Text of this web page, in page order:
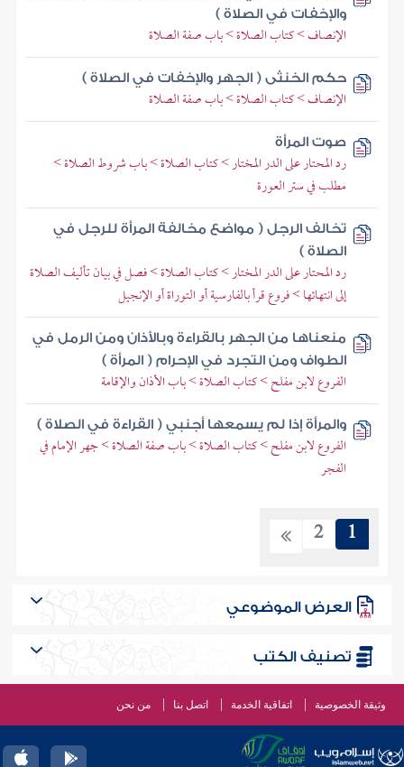
والإخفات في الصلاة )
الإنصاف > كتاب الصلاة > باب صفة الصلاة
حكم الخنثى ( الجهر والإخفات في الصلاة )
الإنصاف > كتاب الصلاة > باب صفة الصلاة
صوت المرأة
رد المحتار على الدر المختار > كتاب الصلاة > باب شروط الصلاة >
مطلب في ستر العورة
تخالف الرجل ( مواضع مخالفة المرأة للرجل في
الصلاة )
رد المحتار على الدر المختار > كتاب الصلاة > فصل في بيان تأليف الصلاة
إلى انتهائها > فروع قرأ بالفارسية أو التوراة أو الإنجيل
منعناها من الجهر بالقراءة وبالأذان ومن الرمل في
الطواف ومن التجرد في الإحرام ( المرأة )
الفروع لابن مفلح > كتاب الصلاة > باب الأذان والإقامة
والمرأة إذا لم يسمعها أجنبي ( القراءة في الصلاة )
الفروع لابن مفلح > كتاب الصلاة > باب صفة الصلاة > جهر الإمام في
الفجر
1
2
العرض الموضوعي
تصنيف الكتب
وثيقة الخصوصية اتفاقية الخدمة اتصل بنا من نحن